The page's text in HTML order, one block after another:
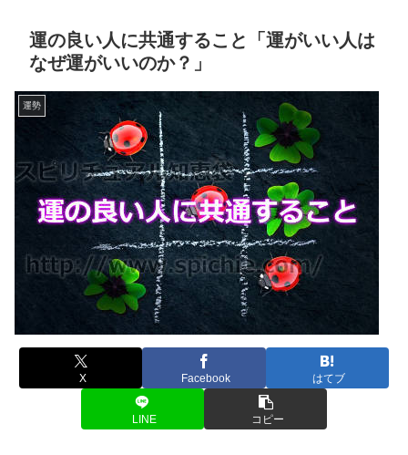
運の良い人に共通すること「運がいい人は
なぜ運がいいのか？」
運勢
X Facebook はてブ
LINE コピー